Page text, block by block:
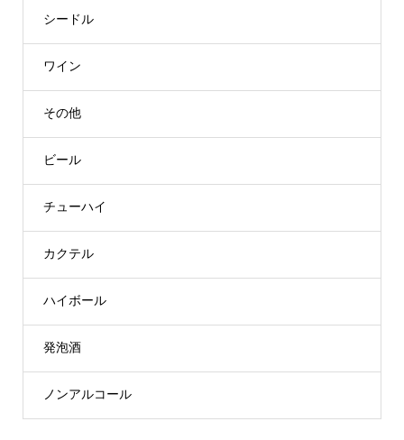
シードル
ワイン
その他
ビール
チューハイ
カクテル
ハイボール
発泡酒
ノンアルコール